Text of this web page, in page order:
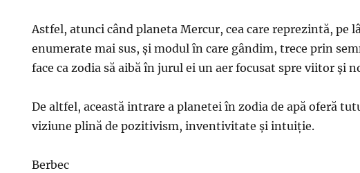
Astfel, atunci când planeta Mercur, cea care reprezintă, pe
enumerate mai sus, și modul în care gândim, trece prin
face ca zodia să aibă în jurul ei un aer focusat spre viitor și
De altfel, această intrare a planetei în zodia de apă oferă
viziune plină de pozitivism, inventivitate și intuiție.
Berbec